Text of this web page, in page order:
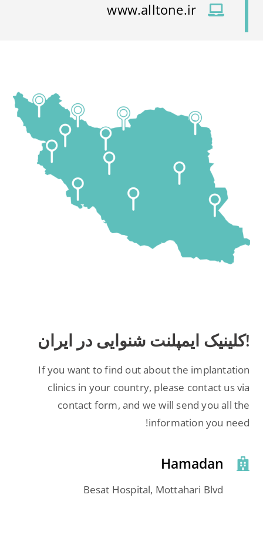
www.alltone.ir
!کلینیک ایمپلنت شنوایی در ایران
If you want to find out about the implantation
clinics in your country, please contact us via
contact form, and we will send you all the
information you need!
Hamadan
Besat Hospital, Mottahari Blvd